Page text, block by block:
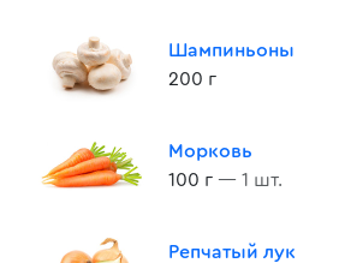
Шампиньоны
200 г
Морковь
100 г — 1 шт.
Репчатый лук